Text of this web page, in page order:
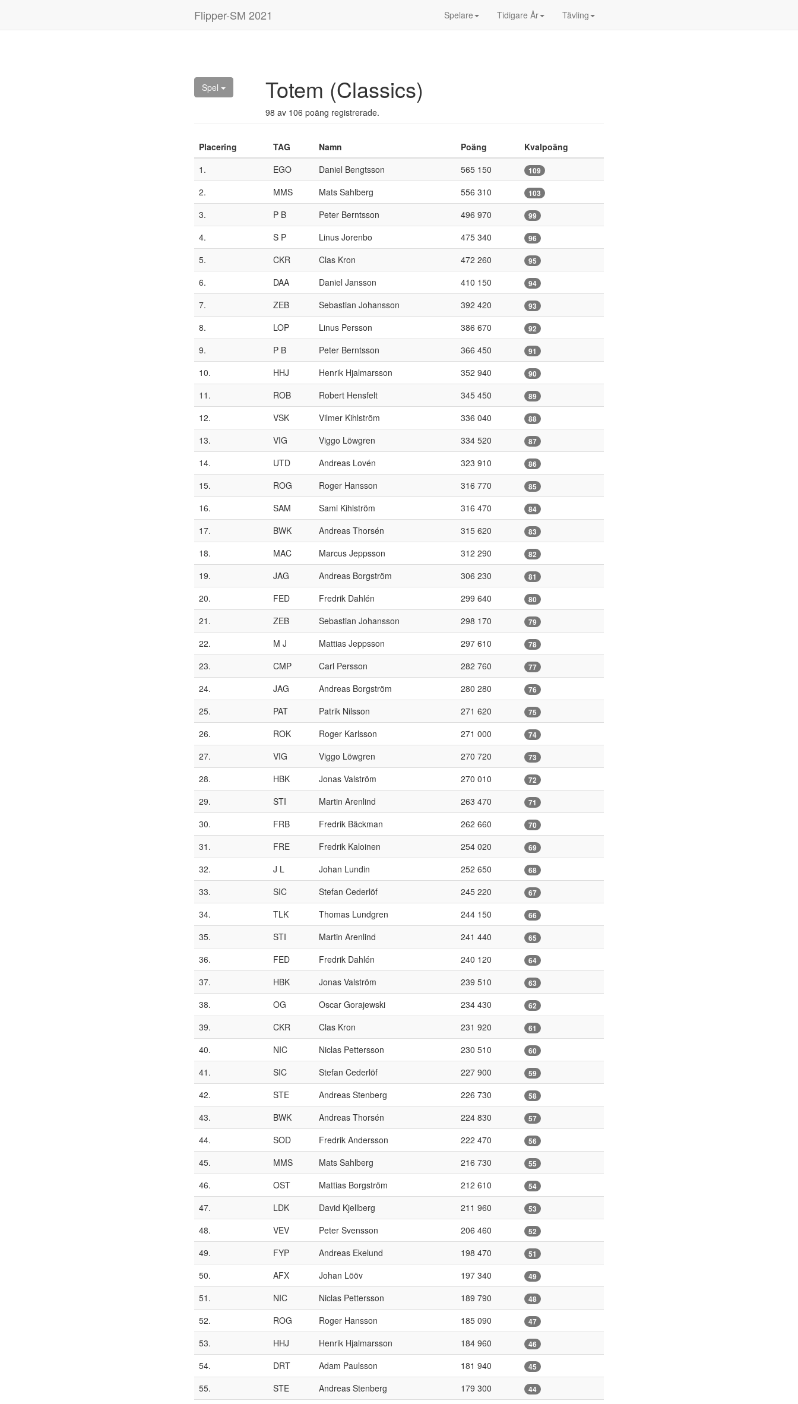
Flipper-SM 2021 Spelare Tidigare År Tävling
Spel Totem (Classics)
98 av 106 poäng registrerade.
Placering TAG Namn Poäng
Kvalpoäng
1.
EGO Daniel Bengtsson 565 150 109
2. MMS Mats Sahlberg 556 310 103
3. P B Peter Berntsson 496 970 99
4. S P Linus Jorenbo 475 340 96
5. CKR Clas Kron 472 260 95
6. DAA Daniel Jansson 410 150 94
7. ZEB Sebastian Johansson 392 420 93
8. LOP Linus Persson 386 670 92
9. P B Peter Berntsson 366 450 91
10. HHJ Henrik Hjalmarsson 352 940 90
11. ROB Robert Hensfelt 345 450 89
12. VSK Vilmer Kihlström 336 040 88
13. VIG Viggo Löwgren 334 520 87
14. UTD Andreas Lovén 323 910 86
15. ROG Roger Hansson 316 770 85
16. SAM Sami Kihlström 316 470 84
17. BWK Andreas Thorsén 315 620 83
18. MAC Marcus Jeppsson 312 290 82
19. JAG Andreas Borgström 306 230 81
20. FED Fredrik Dahlén 299 640 80
21. ZEB Sebastian Johansson 298 170 79
22. M J Mattias Jeppsson 297 610 78
23. CMP Carl Persson 282 760 77
24. JAG Andreas Borgström 280 280 76
25. PAT Patrik Nilsson 271 620 75
26. ROK Roger Karlsson 271 000 74
27. VIG Viggo Löwgren 270 720 73
28. HBK Jonas Valström 270 010 72
29. STI Martin Arenlind 263 470 71
30. FRB Fredrik Bäckman 262 660 70
31. FRE Fredrik Kaloinen 254 020 69
32. J L Johan Lundin 252 650 68
33. SIC Stefan Cederlöf 245 220 67
34. TLK Thomas Lundgren 244 150 66
35. STI Martin Arenlind 241 440 65
36. FED Fredrik Dahlén 240 120 64
37. HBK Jonas Valström 239 510 63
38. OG Oscar Gorajewski 234 430 62
39. CKR Clas Kron 231 920 61
40. NIC Niclas Pettersson 230 510 60
41. SIC Stefan Cederlöf 227 900 59
42. STE Andreas Stenberg 226 730 58
43. BWK Andreas Thorsén 224 830 57
44. SOD Fredrik Andersson 222 470 56
45. MMS Mats Sahlberg 216 730 55
46. OST Mattias Borgström 212 610 54
47. LDK David Kjellberg 211 960 53
48. VEV Peter Svensson 206 460 52
49. FYP Andreas Ekelund 198 470 51
50. AFX Johan Lööv 197 340 49
51. NIC Niclas Pettersson 189 790 48
52. ROG Roger Hansson 185 090 47
53. HHJ Henrik Hjalmarsson 184 960 46
54. DRT Adam Paulsson 181 940 45
55. STE Andreas Stenberg 179 300 44